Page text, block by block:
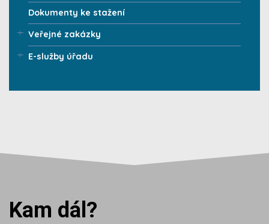
Dokumenty ke stažení
Veřejné zakázky
E-služby úřadu
Kam dál?